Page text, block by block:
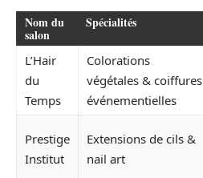
Nom du
salon
Spécialités
L’Hair
du
Temps
Colorations
végétales & coiffures
événementielles
Prestige
Institut
Extensions de cils &
nail art